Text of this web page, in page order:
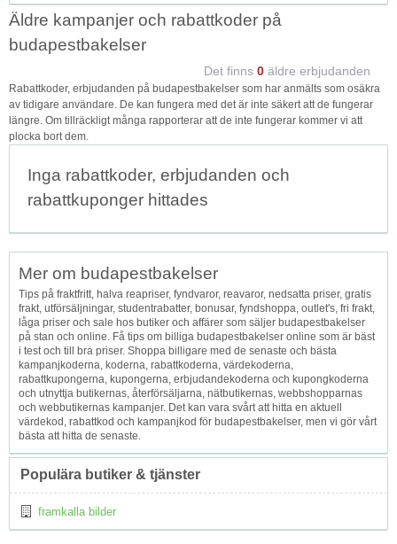
Äldre kampanjer och rabattkoder på
budapestbakelser
Det finns 0 äldre erbjudanden
Rabattkoder, erbjudanden på budapestbakelser som har anmälts som osäkra
av tidigare användare. De kan fungera med det är inte säkert att de fungerar
längre. Om tillräckligt många rapporterar att de inte fungerar kommer vi att
plocka bort dem.
Inga rabattkoder, erbjudanden och
rabattkuponger hittades
Mer om budapestbakelser
Tips på fraktfritt, halva reapriser, fyndvaror, reavaror, nedsatta priser, gratis
frakt, utförsäljningar, studentrabatter, bonusar, fyndshoppa, outlet's, fri frakt,
låga priser och sale hos butiker och affärer som säljer budapestbakelser
på stan och online. Få tips om billiga budapestbakelser online som är bäst
i test och till bra priser. Shoppa billigare med de senaste och bästa
kampanjkoderna, koderna, rabattkoderna, värdekoderna,
rabattkupongerna, kupongerna, erbjudandekoderna och kupongkoderna
och utnyttja butikernas, återförsäljarna, nätbutikernas, webbshopparnas
och webbutikernas kampanjer. Det kan vara svårt att hitta en aktuell
värdekod, rabattkod och kampanjkod för budapestbakelser, men vi gör vårt
bästa att hitta de senaste.
Populära butiker & tjänster
framkalla bilder